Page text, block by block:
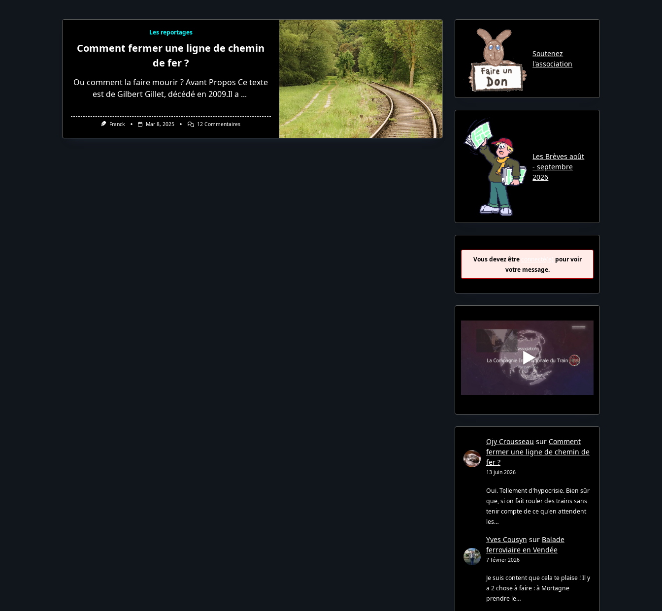
Les reportages
Comment fermer une ligne de chemin
de fer ?
Ou comment la faire mourir ? Avant Propos Ce texte
est de Gilbert Gillet, décédé en 2009.Il a ...
Franck Mar 8, 2025 12 CommentairesSur
Fermer
Soutenez
l'association
Les Brèves août
- septembre
2026
Vous devez être
pour voir
votre message.
Ojy Crousseau sur Comment
fermer une ligne de chemin de
fer ?
13 juin 2026
Oui. Tellement d'hypocrisie. Bien sûr
que, si on fait rouler des trains sans
tenir compte de ce qu'en attendent
les…
Yves Cousyn sur Balade
ferroviaire en Vendée
7 février 2026
Je suis content que cela te plaise ! Il y
a 2 chose à faire : à Mortagne
prendre le…